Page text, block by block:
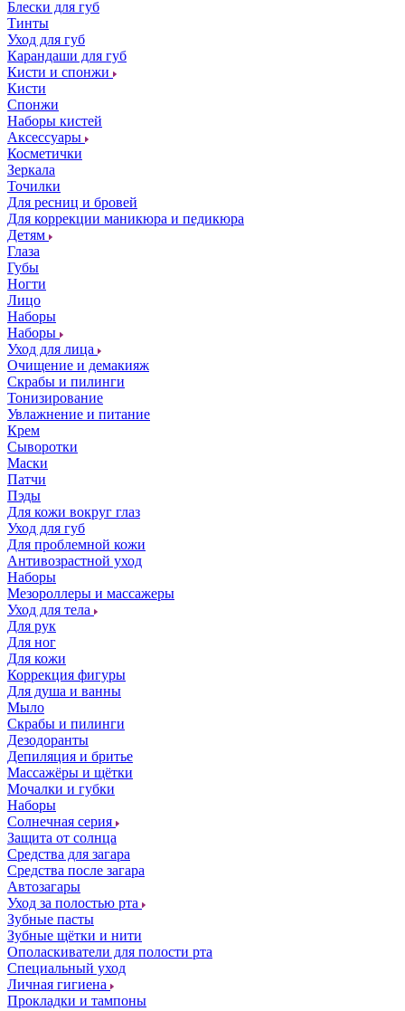
Блески для губ
Тинты
Уход для губ
Карандаши для губ
Кисти и спонжи
Кисти
Спонжи
Наборы кистей
Аксессуары
Косметички
Зеркала
Точилки
Для ресниц и бровей
Для коррекции маникюра и педикюра
Детям
Глаза
Губы
Ногти
Лицо
Наборы
Наборы
Уход для лица
Очищение и демакияж
Скрабы и пилинги
Тонизирование
Увлажнение и питание
Крем
Сыворотки
Маски
Патчи
Пэды
Для кожи вокруг глаз
Уход для губ
Для проблемной кожи
Антивозрастной уход
Наборы
Мезороллеры и массажеры
Уход для тела
Для рук
Для ног
Для кожи
Коррекция фигуры
Для душа и ванны
Мыло
Скрабы и пилинги
Дезодоранты
Депиляция и бритье
Массажёры и щётки
Мочалки и губки
Наборы
Солнечная серия
Защита от солнца
Средства для загара
Средства после загара
Автозагары
Уход за полостью рта
Зубные пасты
Зубные щётки и нити
Ополаскиватели для полости рта
Специальный уход
Личная гигиена
Прокладки и тампоны